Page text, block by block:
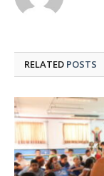
RELATED POSTS